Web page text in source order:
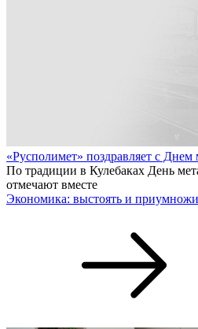
«Русполимет» поздравляет с Днем
По традиции в Кулебаках День
отмечают вместе
Экономика: выстоять и